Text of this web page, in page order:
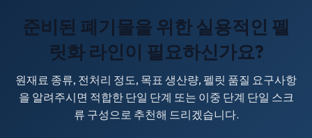
준비된 폐기물을 위한 실용적인 펠
릿화 라인이 필요하신가요?
원재료 종류, 전처리 정도, 목표 생산량, 펠릿 품질 요구사항
을 알려주시면 적합한 단일 단계 또는 이중 단계 단일 스크
류 구성으로 추천해 드리겠습니다.